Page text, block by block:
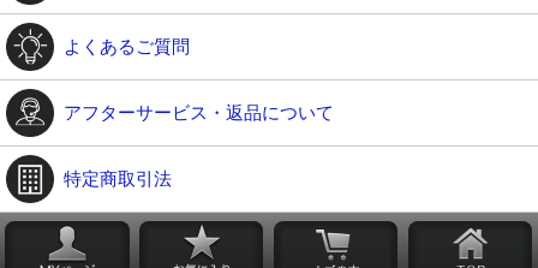
よくあるご質問
アフターサービス・返品について
特定商取引法